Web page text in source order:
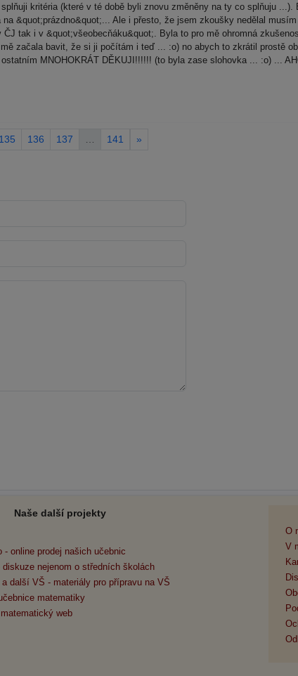
kritéria (které v té době byli znovu změněny na ty co splňuju ...).
&quot;prázdno&quot;... Ale i přesto, že jsem zkoušky nedělal
tak i v &quot;všeobecňáku&quot;. Byla to pro mě ohromná
začala bavit, že si ji počítám i teď ... :o) no abych to zkrátil prostě
MNOHOKRÁT DĚKUJI!!!!!! (to byla zase slohovka ... :o) ...
135 136 137 141 »
Naše další projekty
online prodej našich učebnic
nejenom o středních školách
další VŠ - materiály pro přípravu na VŠ
matematiky
web
O
V